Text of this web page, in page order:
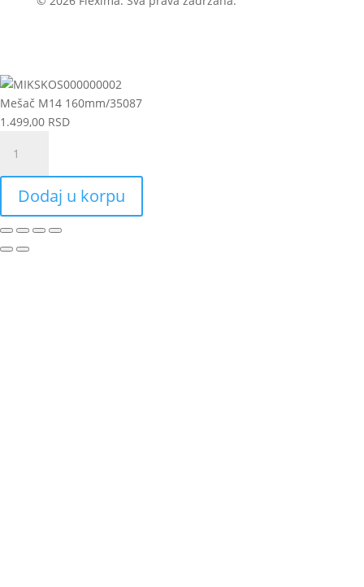
Mešač M14 160mm/35087
1.499,00 RSD
M14
160mm/35087
količinaDodaj u korpu